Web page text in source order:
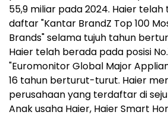
55,9 miliar pada 2024. Haier
daftar "Kantar BrandZ Top 100
Brands" selama tujuh tahun
Haier telah berada pada posisi
"Euromonitor Global Major
16 tahun berturut-turut. Haier
perusahaan yang terdaftar di
Anak usaha Haier, Haier Smart